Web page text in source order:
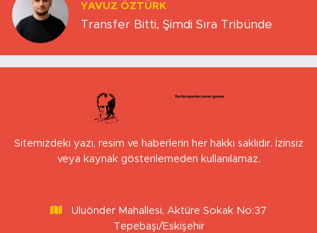
YAVUZ ÖZTÜRK
Transfer Bitti, Şimdi Sıra Tribünde
Sitemizdeki yazı, resim ve haberlerin her hakkı saklıdır. İzinsiz
veya kaynak gösterilemeden kullanılamaz.
Uluönder Mahallesi, Aktüre Sokak No:37
Tepebaşı/Eskişehir